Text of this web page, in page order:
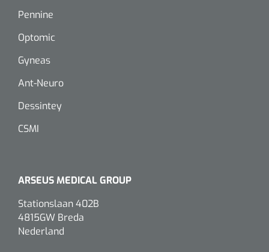
Draaischijven
Pennine
Optomic
Gyneas
Ant-Neuro
Dessintey
CSMI
ARSEUS MEDICAL GROUP
Stationslaan 402B
4815GW Breda
Nederland